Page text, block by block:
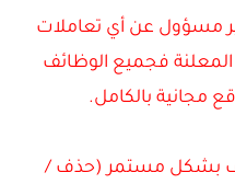
مسؤول عن أي تعاملات
فجميع الوظائف
مجانية بالكامل.
بشكل مستمر (حذف /